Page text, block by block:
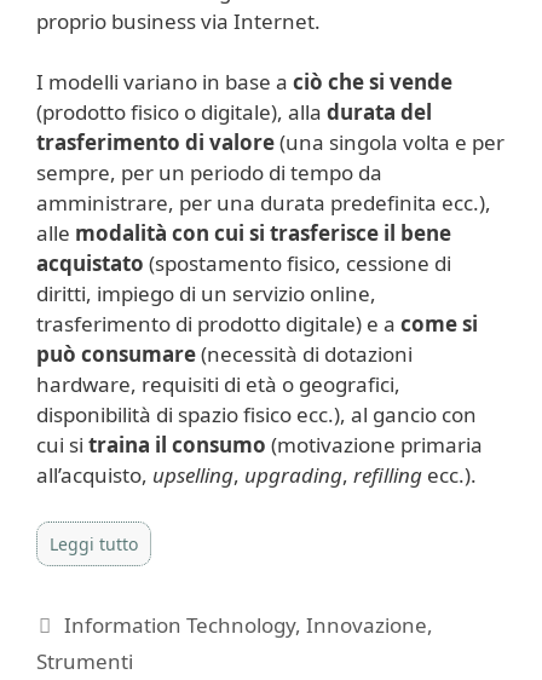
proprio business via Internet.
I modelli variano in base a ciò che si vende
(prodotto fisico o digitale), alla durata del
trasferimento di valore(una singola volta e per
sempre, per un periodo di tempo da
amministrare, per una durata predefinita ecc.),
alle modalità con cui si trasferisce il bene
acquistato (spostamento fisico, cessione di
diritti, impiego di un servizio online,
trasferimento di prodotto digitale) e a come si
può consumare(necessità di dotazioni
hardware, requisiti di età o geografici,
disponibilità di spazio fisico ecc.), al gancio con
cui si traina il consumo (motivazione primaria
all’acquisto, upselling, upgrading, refilling ecc.).
Leggi tutto
Categorie
Information Technology,Innovazione,
Strumenti